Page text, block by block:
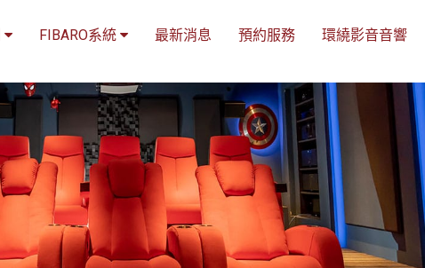
FIBARO系統 最新消息 預約服務 環繞影音音響